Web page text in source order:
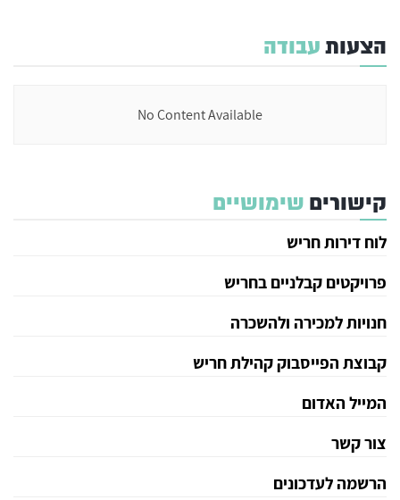
הצעותעבודה
No Content Available
קישורים שימושיים
לוח דירות חריש
פרויקטים קבלניים בחריש
חנויות למכירה ולהשכרה
קבוצת הפייסבוק קהילת חריש
המייל האדום
צור קשר
הרשמה לעדכונים